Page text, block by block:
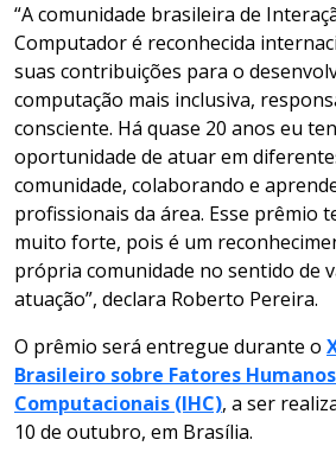
“A comunidade brasileira de
Computador é reconhecida
suas contribuições para o
computação mais inclusiva,
consciente. Há quase 20 anos eu
oportunidade de atuar em
comunidade, colaborando e
profissionais da área. Esse prêmio
muito forte, pois é um
própria comunidade no sentido de
atuação”, declara Roberto Pereira.
O prêmio será entregue durante o
Brasileiro sobre Fatores
Computacionais (IHC), a ser
10 de outubro, em Brasília.